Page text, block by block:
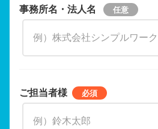
事務所名・法人名
ご担当者様